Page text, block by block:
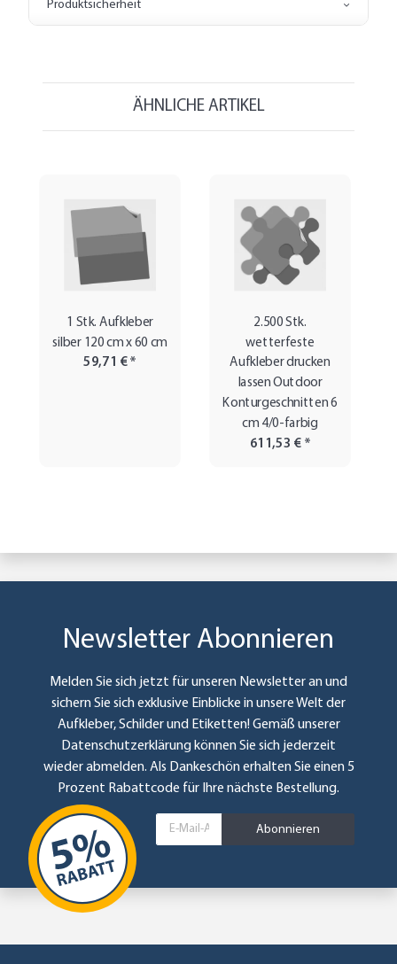
Produktsicherheit
ÄHNLICHE ARTIKEL
1 Stk. Aufkleber
silber 120 cm x 60 cm
59,71 €*
2.500 Stk.
wetterfeste
Aufkleber drucken
lassen Outdoor
Konturgeschnitten 6
cm 4/0-farbig
611,53 € *
Newsletter Abonnieren
Melden Sie sich jetzt für unseren Newsletter an und
sichern Sie sich exklusive Einblicke in unsere Welt der
Aufkleber, Schilder und Etiketten! Gemäß unserer
Datenschutzerklärung können Sie sich jederzeit
wieder abmelden. Als Dankeschön erhalten Sie einen 5
Prozent Rabattcode für Ihre nächste Bestellung.
Abonnieren